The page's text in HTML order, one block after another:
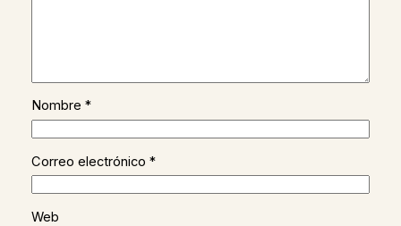
Nombre *
Correo electrónico *
Web